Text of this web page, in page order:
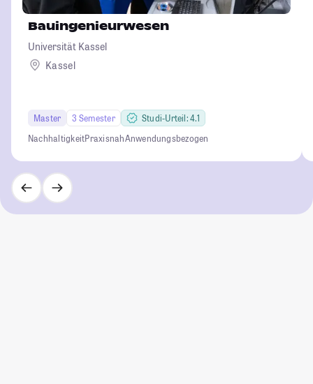
Bauingenieurwesen
Universität Kassel
Kassel
Master 3 Semester
Studi-Urteil: 4.1
NachhaltigkeitPraxisnahAnwendungsbezogen